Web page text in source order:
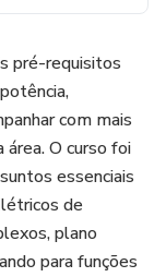
pré-requisitos
com mais
O curso foi
essenciais
de
plano
para funções